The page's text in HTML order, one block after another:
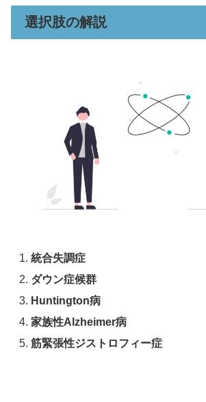
選択肢の解説
統合失調症
ダウン症候群
Huntington病
家族性Alzheimer病
筋緊張性ジストロフィー症